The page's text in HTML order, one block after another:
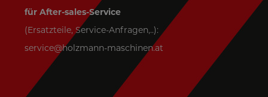
für After-sales-Service
(Ersatzteile, Service-Anfragen,..):
service@holzmann-maschinen.at